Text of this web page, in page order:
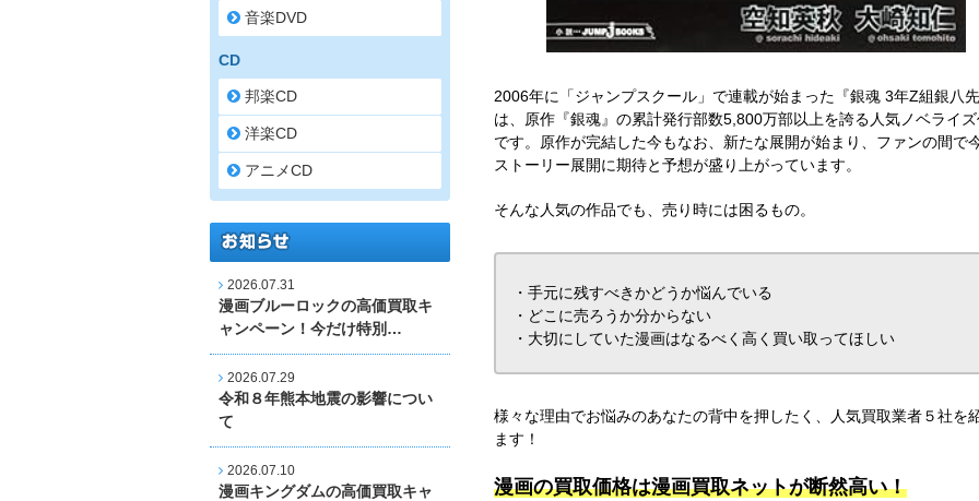
2006年に「ジャンプスクール」で連載が始まった『銀魂 3年Z組銀八
は、原作『銀魂』の累計発行部数5,800万部以上を誇る人気ノベライ
です。原作が完結した今もなお、新たな展開が始まり、ファンの間で
ストーリー展開に期待と予想が盛り上がっています。
そんな人気の作品でも、売り時には困るもの。
・手元に残すべきかどうか悩んでいる
・どこに売ろうか分からない
・大切にしていた漫画はなるべく高く買い取ってほしい
様々な理由でお悩みのあなたの背中を押したく、人気買取業者５社を
ます！
漫画の買取価格は漫画買取ネットが断然高い！
音楽DVD
CD
邦楽CD
洋楽CD
アニメCD
2026.07.31
漫画ブルーロックの高価買取キ
ャンペーン！今だけ特別…
2026.07.29
令和８年熊本地震の影響につい
て
2026.07.10
漫画キングダムの高価買取キャ